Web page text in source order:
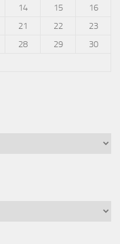
14 15
16
21 22
23
28 29
30